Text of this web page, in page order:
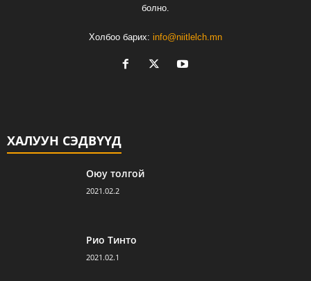
болно.
Холбоо барих: info@niitlelch.mn
ХАЛУУН СЭДВҮҮД
Оюу толгой
2021.02.2
Рио Тинто
2021.02.1